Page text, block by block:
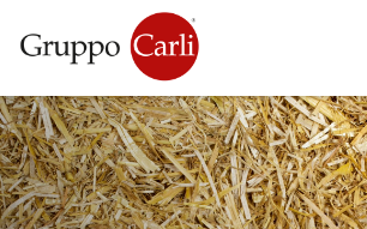
T—info@gruppocarli.com